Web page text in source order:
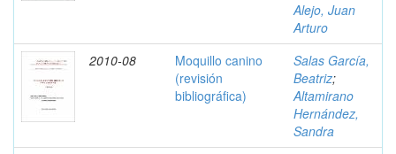
Alejo, Juan
Arturo
2010-08
Moquillo canino
(revisión
bibliográfica)
Salas García,
Beatriz;
Altamirano
Hernández,
Sandra